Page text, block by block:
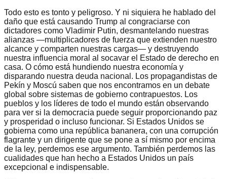
Todo esto es tonto y peligroso. Y ni siquiera he hablado del
daño que está causando Trump al congraciarse con
dictadores como Vladimir Putin, desmantelando nuestras
alianzas —multiplicadores de fuerza que extienden nuestro
alcance y comparten nuestras cargas— y destruyendo
nuestra influencia moral al socavar el Estado de derecho en
casa. O cómo está hundiendo nuestra economía y
disparando nuestra deuda nacional. Los propagandistas de
Pekín y Moscú saben que nos encontramos en un debate
global sobre sistemas de gobierno contrapuestos. Los
pueblos y los líderes de todo el mundo están observando
para ver si la democracia puede seguir proporcionando paz
y prosperidad o incluso funcionar. Si Estados Unidos se
gobierna como una república bananera, con una corrupción
flagrante y un dirigente que se pone a sí mismo por encima
de la ley, perdemos ese argumento. También perdemos las
cualidades que han hecho a Estados Unidos un país
excepcional e indispensable.